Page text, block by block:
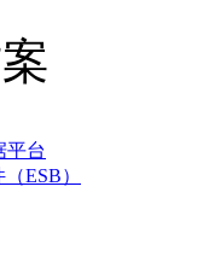
平台
ESB）